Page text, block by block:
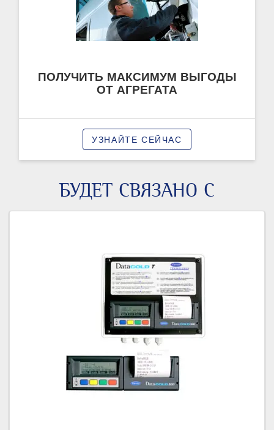
ПОЛУЧИТЬ МАКСИМУМ ВЫГОДЫ
ОТ АГРЕГАТА
УЗНАЙТЕ СЕЙЧАС
БУДЕТ СВЯЗАНО С